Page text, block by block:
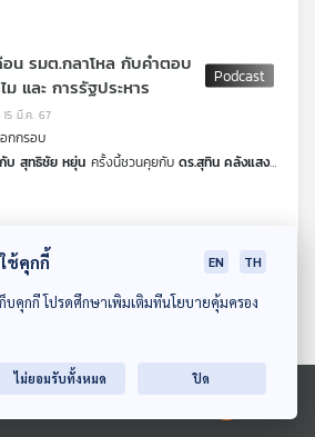
าพสาธารณะแห่งประเทศไทย
งบินรบ ของกองทัพอากาศเพื่อความคุ้มค่างบ
าต่อยอด ฟังได้ในรายการ คุยนอกกรอบ ค่ะ
อน รมต.กลาโหล กับคำตอบ
ม และ การรัฐประหาร
15 มี.ค. 67
กกรอบ
บ สุทธิชัย หยุ่น ครั้งนี้ชวนคุยกับ ดร.สุทิน คลังแสง
ยของการพัฒนากองทัพ งานด้านความมั่นคงของ
ตอบของคำว่า ทหารมีไว้ทำไม กับการ รัฐประหาร
ช้คุกกี้ EN TH
ก็บคุกกี้ โปรดศึกษาเพิ่มเติมที่นโยบายคุ้มครอง
ไม่ยอมรับทั้งหมด ปิด